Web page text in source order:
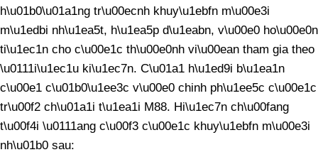
h\u01b0\u01a1ng tr\u00ecnh khuy\u1ebfn m\u00e3i
m\u1edbi nh\u1ea5t, h\u1ea5p d\u1eabn, v\u00e0 ho\u00e0n
ti\u1ec1n cho c\u00e1c th\u00e0nh vi\u00ean tham gia theo
\u0111i\u1ec1u ki\u1ec7n. C\u01a1 h\u1ed9i b\u1ea1n
c\u00e1 c\u01b0\u1ee3c v\u00e0 chinh ph\u1ee5c c\u00e1c
tr\u00f2 ch\u01a1i t\u1ea1i M88. Hi\u1ec7n ch\u00fang
t\u00f4i \u0111ang c\u00f3 c\u00e1c khuy\u1ebfn m\u00e3i
nh\u01b0 sau: